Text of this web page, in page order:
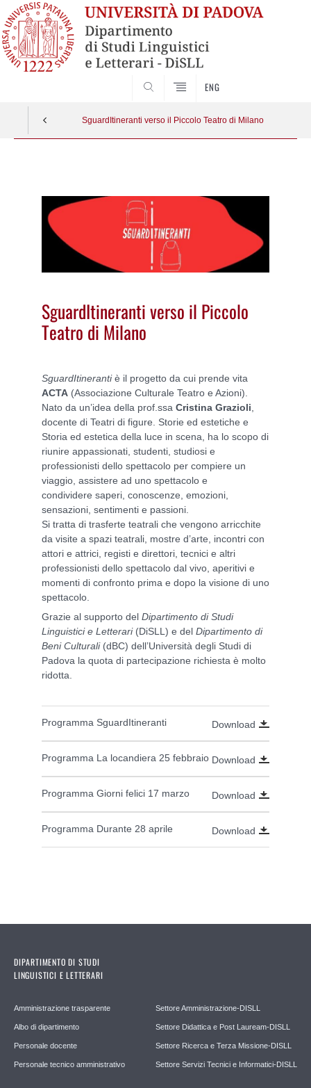
ENG
SguardItineranti verso il Piccolo Teatro di Milano
SguardItineranti verso il Piccolo
Teatro di Milano
SguardItinerantiè il progetto da cui prende vita
ACTA (Associazione Culturale Teatro e Azioni).
Nato da un’idea della prof.ssa Cristina Grazioli
docente di Teatri di figure. Storie ed estetiche e
Storia ed estetica della luce in scena, ha lo scopo di
riunire appassionati, studenti, studiosi e
professionisti dello spettacolo per compiere un
viaggio, assistere ad uno spettacolo e
condividere saperi, conoscenze, emozioni,
sensazioni, sentimenti e passioni.
Si tratta di trasferte teatrali che vengono arricchite
da visite a spazi teatrali, mostre d’arte, incontri con
attori e attrici, registi e direttori, tecnici e altri
professionisti dello spettacolo dal vivo, aperitivi e
momenti di confronto prima e dopo la visione di uno
spettacolo.
Grazie al supporto del Dipartimento di Studi
Linguistici e Letterari(DiSLL) e del Dipartimento di
Beni Culturali(dBC) dell’Università degli Studi di
Padova la quota di partecipazione richiesta è molto
ridotta.
Programma SguardItineranti Download
Programma La locandiera 25 febbraio Download
Programma Giorni felici 17 marzo Download
Programma Durante 28 aprile Download
DIPARTIMENTO DI STUDI
LINGUISTICI E LETTERARI
Amministrazione trasparente
Albo di dipartimento
Personale docente
Personale tecnico amministrativo
Settore Amministrazione-DISLL
Settore Didattica e Post Lauream-DISLL
Settore Ricerca e Terza Missione-DISLL
Settore Servizi Tecnici e Informatici-DISLL